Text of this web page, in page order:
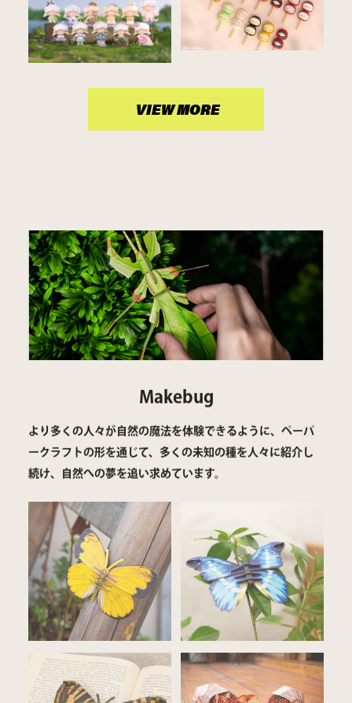
VIEW MORE
Makebug
より多くの人々が自然の魔法を体験できるように、ペーパ
ークラフトの形を通じて、多くの未知の種を人々に紹介し
続け、自然への夢を追い求めています。